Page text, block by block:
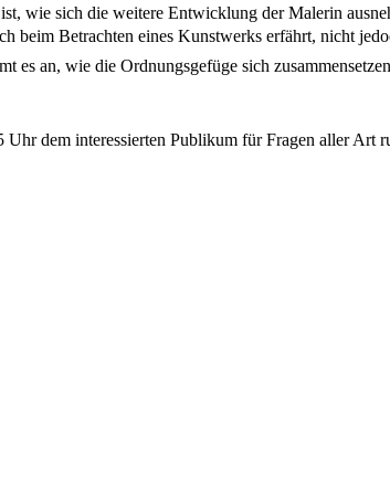
wie sich die weitere Entwicklung der Malerin
beim Betrachten eines Kunstwerks erfährt, nicht
an, wie die Ordnungsgefüge sich
dem interessierten Publikum für Fragen aller Art